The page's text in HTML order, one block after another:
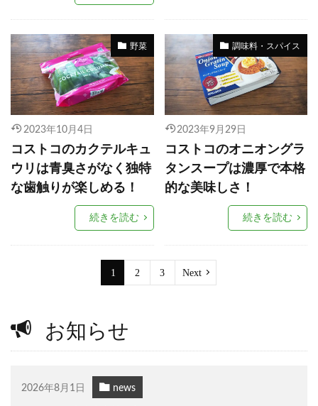
野菜
2023年10月4日
コストコのカクテルキュ
ウリは青臭さがなく独特
な歯触りが楽しめる！
続きを読む
調味料・スパイス
2023年9月29日
コストコのオニオングラ
タンスープは濃厚で本格
的な美味しさ！
続きを読む
1 2 3 Next
お知らせ
2026年8月1日 news